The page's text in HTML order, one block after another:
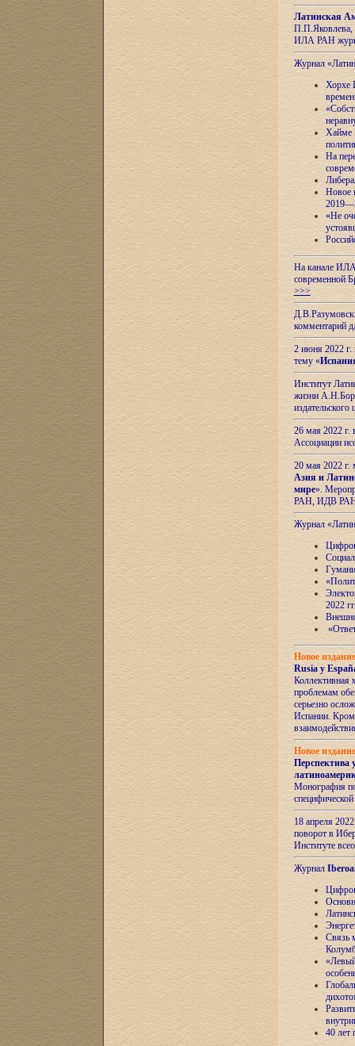
Латинская
П.П.Яковлева,
ИЛА РАН
Журнал
Хорхе
Хайме
На
Новое
«Не
На канале ИЛА
современной
>>>
комментарий
2 июня 2022 г.
тему «
Институт
жизни
26 мая 2022
Ассоциации
20 мая 2022
Азия и
мире».
РАН, ИДВ
Журнал
2022
Новое
Rusia y
Коллективная
проблемам
серьезно
Испании.
Новое
Перспектива
Монография
18 апреля
поворот в
Институте
Журнал
Связь
40 лет